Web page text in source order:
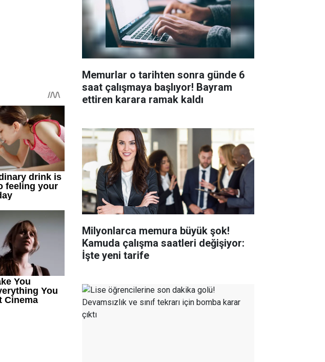
Memurlar o tarihten sonra günde 6
saat çalışmaya başlıyor! Bayram
ettiren karara ramak kaldı
Milyonlarca memura büyük şok!
Kamuda çalışma saatleri değişiyor:
İşte yeni tarife